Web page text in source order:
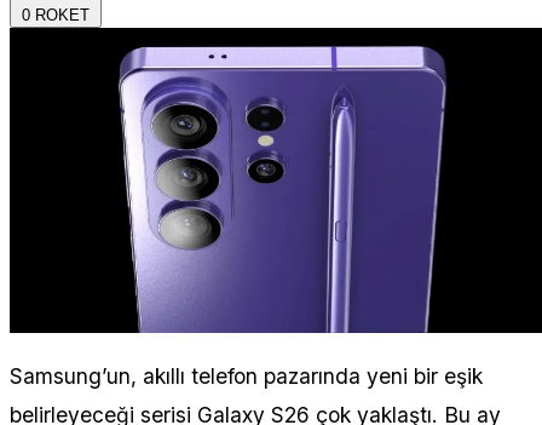
0 ROKET
Samsung’un, akıllı telefon pazarında yeni bir eşik
belirleyeceği serisi Galaxy S26 çok yaklaştı. Bu ay